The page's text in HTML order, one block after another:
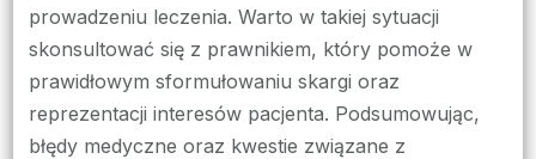
prowadzeniu leczenia. Warto w takiej sytuacji
skonsultować się z prawnikiem, który pomoże w
prawidłowym sformułowaniu skargi oraz
reprezentacji interesów pacjenta. Podsumowując,
błędy medyczne oraz kwestie związane z